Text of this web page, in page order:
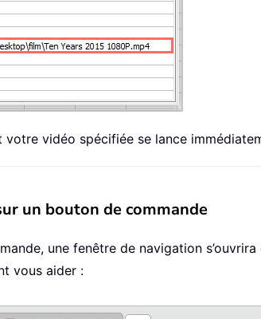
votre vidéo spécifiée se lance
un bouton de commande
une fenêtre de navigation
vous aider :